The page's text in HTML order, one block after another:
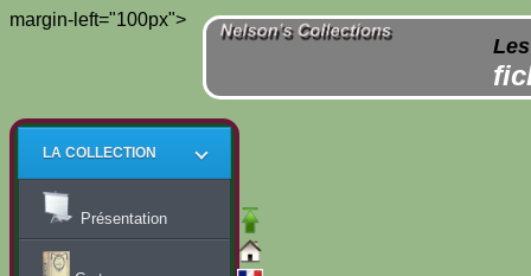
margin-left="100px">
LA COLLECTION
Présentation